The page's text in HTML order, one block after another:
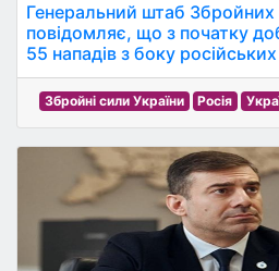
Генеральний штаб Збройних
повідомляє, що з початку
55 нападів з боку російських
Збройні сили України Росія